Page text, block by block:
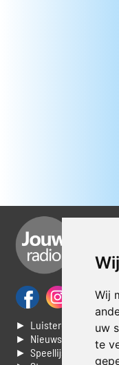
Wij
uw
te
► Luisteren naar
► Nieuws
► Speellijst